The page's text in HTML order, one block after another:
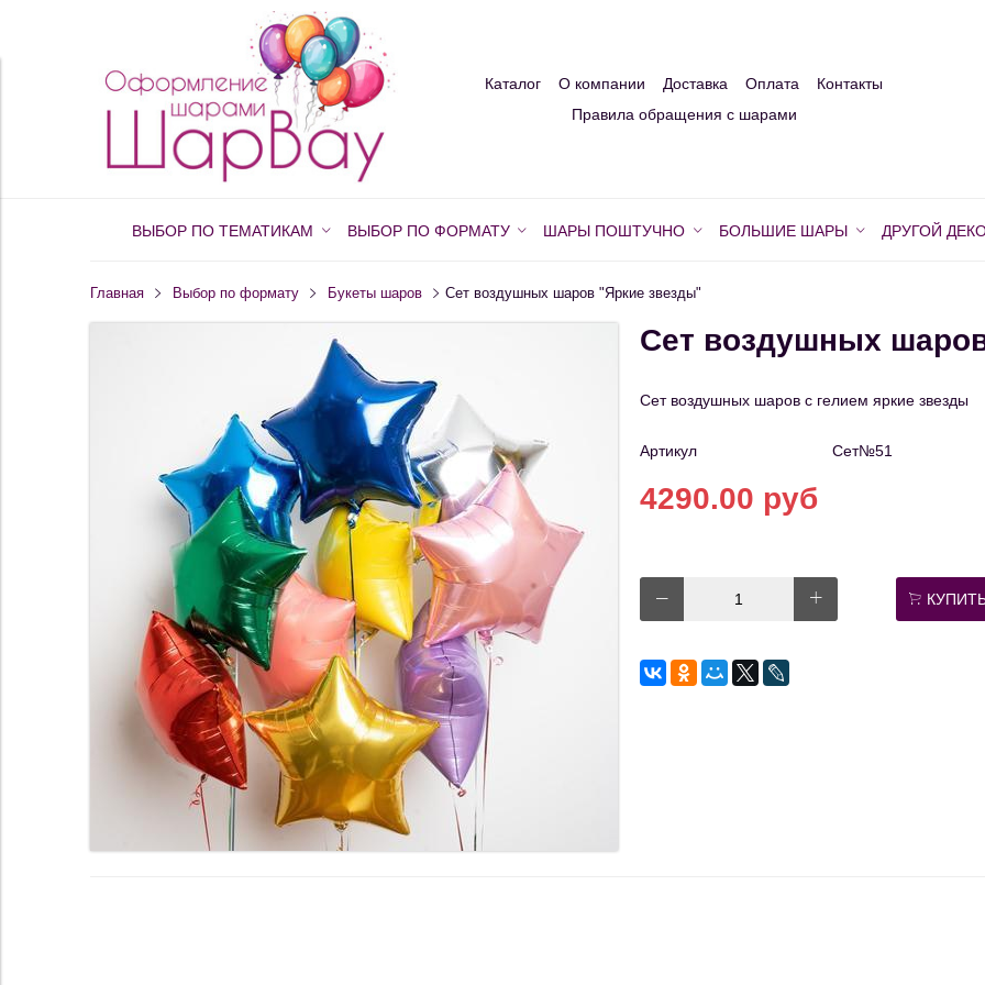
Каталог О компании Доставка Оплата
Контакты
Правила обращения с шарами
ВЫБОР ПО ТЕМАТИКАМ ВЫБОР ПО ФОРМАТУ ШАРЫ ПОШТУЧНО БОЛЬШИЕ ШАРЫ ДРУГОЙ
Главная Выбор по формату Букеты шаров Сет воздушных шаров "Яркие звезды"
Сет воздушных
Сет воздушных шаров с гелием яркие звезды
Артикул Сет№51
4290.00 руб